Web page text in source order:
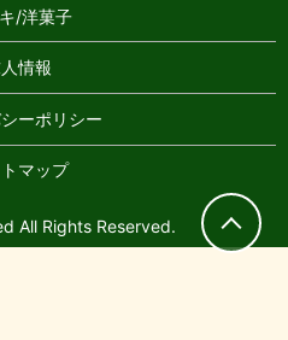
/洋菓子
情報
ーポリシー
マップ
All Rights Reserved.